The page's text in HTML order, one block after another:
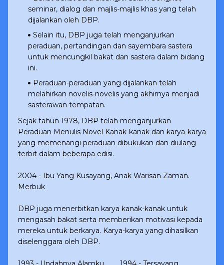
seminar, dialog dan majlis-majlis khas yang telah
dijalankan oleh DBP.
Selain itu, DBP juga telah menganjurkan
peraduan, pertandingan dan sayembara sastera
untuk mencungkil bakat dan sastera dalam bidang
ini.
Peraduan-peraduan yang dijalankan telah
melahirkan novelis-novelis yang akhirnya menjadi
sasterawan tempatan.
Sejak tahun 1978, DBP telah menganjurkan
Peraduan Menulis Novel Kanak-kanak dan karya-karya
yang memenangi peraduan dibukukan dan diulang
terbit dalam beberapa edisi.
2004 - Ibu Yang Kusayang, Anak Warisan Zaman.
Merbuk
DBP juga menerbitkan karya kanak-kanak untuk
mengasah bakat serta memberikan motivasi kepada
mereka untuk berkarya. Karya-karya yang dihasilkan
diselenggara oleh DBP.